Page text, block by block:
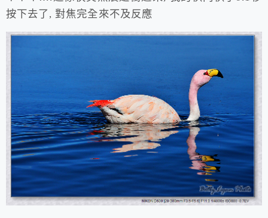
按下去了, 對焦完全來不及反應